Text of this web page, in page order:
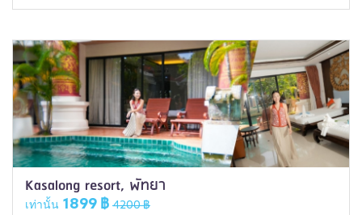
Kasalong resort, พัทยา
เท่านั้น 1899 ฿ 4200 ฿